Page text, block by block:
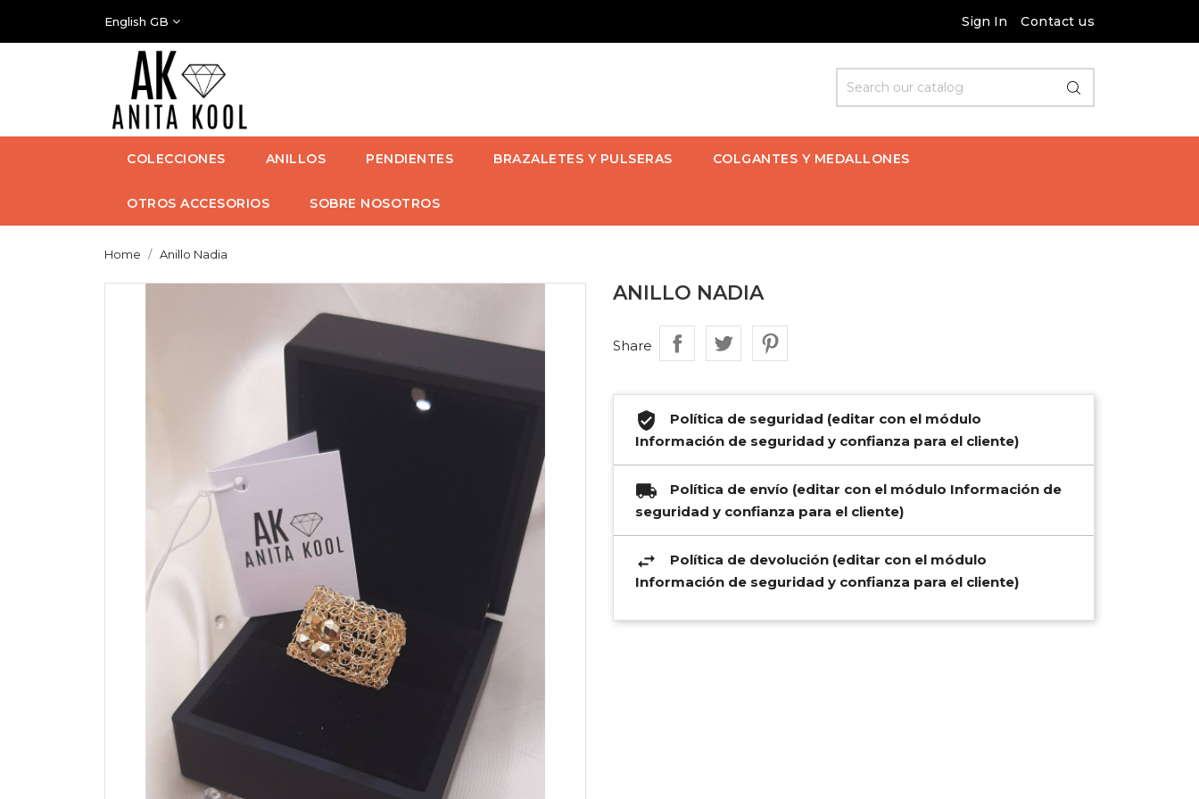
English GB Sign In Contact us
COLECCIONES ANILLOS PENDIENTES BRAZALETES Y PULSERAS COLGANTES Y MEDALLONES
OTROS ACCESORIOS SOBRE NOSOTROS
Home Anillo Nadia
ANILLO NADIA
Share
Política de seguridad (editar con el módulo
Información de seguridad y confianza para el cliente)
Política de envío (editar con el módulo Información de
seguridad y confianza para el cliente)
Política de devolución (editar con el módulo
Información de seguridad y confianza para el cliente)